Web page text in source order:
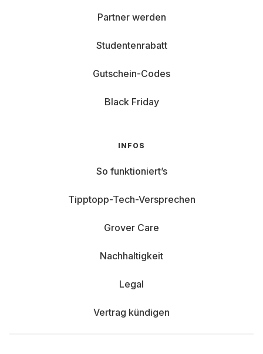
Partner werden
Studentenrabatt
Gutschein-Codes
Black Friday
INFOS
So funktioniert’s
Tipptopp-Tech-Versprechen
Grover Care
Nachhaltigkeit
Legal
Vertrag kündigen